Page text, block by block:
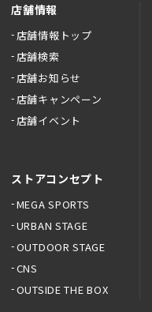
店舗情報
店舗情報トップ
店舗検索
店舗お知らせ
店舗キャンペーン
店舗イベント
ストアコンセプト
MEGA SPORTS
URBAN STAGE
OUTDOOR STAGE
CNS
OUTSIDE THE BOX